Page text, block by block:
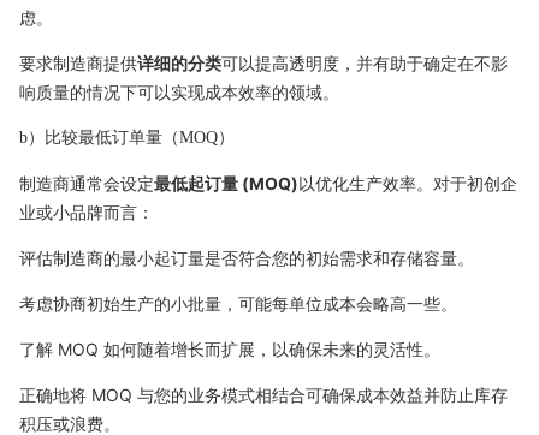
虑。
要求制造商提供详细的分类可以提高透明度，并有助于确定在不影
响质量的情况下可以实现成本效率的领域。
b）比较最低订单量（MOQ）
制造商通常会设定最低起订量 (MOQ)以优化生产效率。对于初创企
业或小品牌而言：
评估制造商的最小起订量是否符合您的初始需求和存储容量。
考虑协商初始生产的小批量，可能每单位成本会略高一些。
了解 MOQ 如何随着增长而扩展，以确保未来的灵活性。
正确地将 MOQ 与您的业务模式相结合可确保成本效益并防止库存
积压或浪费。